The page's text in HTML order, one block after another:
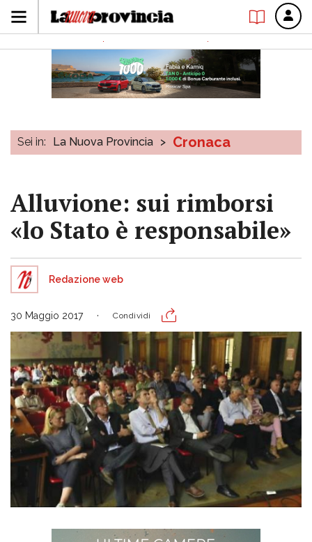
Sei in: La Nuova Provincia > Cronaca
Alluvione: sui rimborsi
«lo Stato è responsabile»
Redazione web
30 Maggio 2017 Condividi